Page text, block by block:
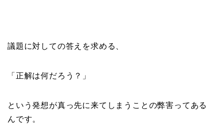
議題に対しての答えを求める、
「正解は何だろう？」
という発想が真っ先に来てしまうことの弊害ってある
んです。